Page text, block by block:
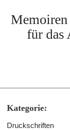
Memoiren
für das
Kategorie:
Druckschriften